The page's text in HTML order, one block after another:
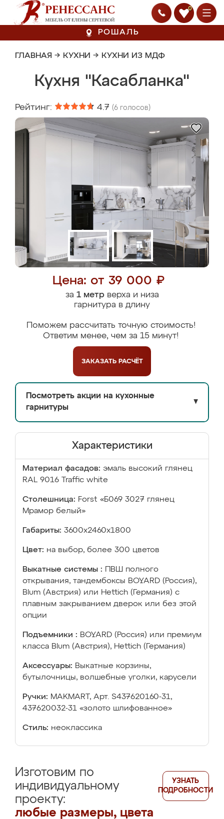
0
РОШАЛЬ
ГЛАВНАЯ → КУХНИ → КУХНИ ИЗ МДФ
Кухня "Касабланка"
Рейтинг: 4.7 (6 голосов)
Цена: от 39 000 ₽
за 1 метрверха и низа
гарнитура в длину
Поможем рассчитать точную стоимость!
Ответим менее, чем за 15 минут!
ЗАКАЗАТЬ РАСЧЁТ
Посмотреть акции на кухонные
гарнитуры
▼
Характеристики
Материал фасадов: эмаль высокий глянец
RAL 9016 Traffic white
Столешница: Forst «Б069 3027 глянец
Мрамор белый»
Габариты: 3600х2460х1800
Цвет: на выбор, более 300 цветов
Выкатные системы :
ПВШ полного
открывания, тандембоксы BOYARD (Россия),
Blum (Австрия) или Hettich (Германия) с
плавным закрыванием дверок или без этой
опции
Подъемники : BOYARD (Россия) или премиум
класса Blum (Австрия), Hettich (Германия)
Аксессуары: Выкатные корзины,
бутылочницы, волшебные уголки, карусели
Ручки: MAKMART, Арт. S437620160-31,
437620032-31 «золото шлифованное»
Стиль: неоклассика
Изготовим по
индивидуальному
проекту:
любые размеры, цвета
УЗНАТЬ
ПОДРОБНОСТИ